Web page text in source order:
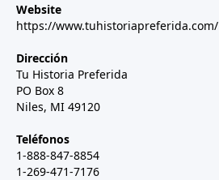
Website
https://www.tuhistoriapreferida.com/
Dirección
Tu Historia Preferida
PO Box 8
Niles, MI 49120
Teléfonos
1-888-847-8854
1-269-471-7176